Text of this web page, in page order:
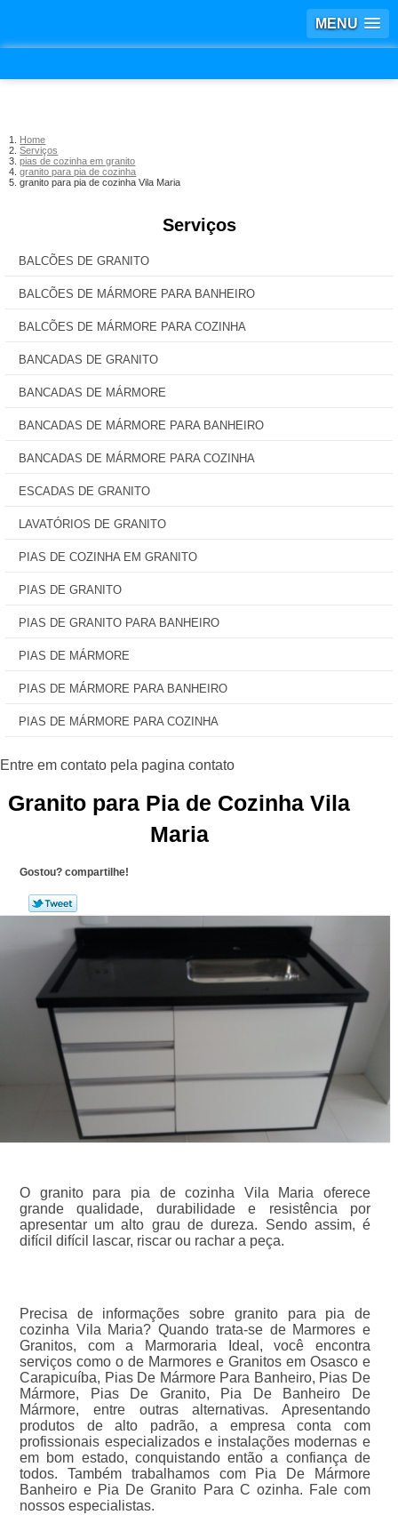
MENU
Home
Serviços
pias de cozinha em granito
granito para pia de cozinha
granito para pia de cozinha Vila Maria
Serviços
BALCÕES DE GRANITO
BALCÕES DE MÁRMORE PARA BANHEIRO
BALCÕES DE MÁRMORE PARA COZINHA
BANCADAS DE GRANITO
BANCADAS DE MÁRMORE
BANCADAS DE MÁRMORE PARA BANHEIRO
BANCADAS DE MÁRMORE PARA COZINHA
ESCADAS DE GRANITO
LAVATÓRIOS DE GRANITO
PIAS DE COZINHA EM GRANITO
PIAS DE GRANITO
PIAS DE GRANITO PARA BANHEIRO
PIAS DE MÁRMORE
PIAS DE MÁRMORE PARA BANHEIRO
PIAS DE MÁRMORE PARA COZINHA
Granito para Pia de Cozinha Vila
Maria
Gostou? compartilhe!
O granito para pia de cozinha Vila Maria oferece
grande qualidade, durabilidade e resistência por
apresentar um alto grau de dureza. Sendo assim, é
difícil difícil lascar, riscar ou rachar a peça.
Precisa de informações sobre granito para pia de
cozinha Vila Maria? Quando trata-se de Marmores e
Granitos, com a Marmoraria Ideal, você encontra
serviços como o de Marmores e Granitos em Osasco e
Carapicuíba, Pias De Mármore Para Banheiro, Pias De
Mármore, Pias De Granito, Pia De Banheiro De
Mármore, entre outras alternativas. Apresentando
produtos de alto padrão, a empresa conta com
profissionais especializados e instalações modernas e
em bom estado, conquistando então a confiança de
todos. Também trabalhamos com Pia De Mármore
Banheiro e Pia De Granito Para C ozinha. Fale com
nossos especialistas.